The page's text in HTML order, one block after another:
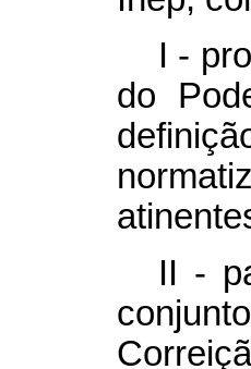
I -
do
II -